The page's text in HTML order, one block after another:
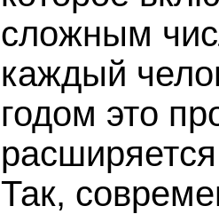
сложным
каждый
годом это
Так,